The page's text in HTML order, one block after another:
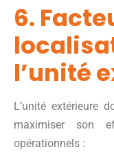
6.
l’unité
L’unité extérieure
maximiser son
opérationnels :